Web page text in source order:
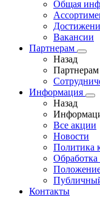
Общая
Вакансии
Партнерам
Назад
Партнерам
Информация
Назад
Все акции
Новости
Политика
Контакты